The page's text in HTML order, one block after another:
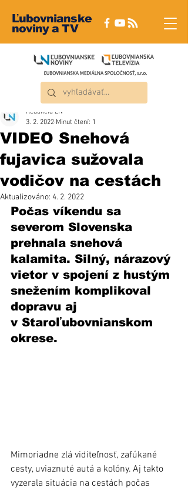
Ľubovnianske
noviny a TV
VIDEO Snehová
fujavica sužovala
vodičov na cestách
Redakcia ĽN
3. 2. 2022 Minut čtení: 1
Aktualizováno: 4. 2. 2022
Počas víkendu sa
severom Slovenska
prehnala snehová
kalamita. Silný, nárazový
vietor v spojení z hustým
snežením komplikoval
dopravu aj
v Staroľubovnianskom
okrese.
Mimoriadne zlá viditeľnosť, zafúkané
cesty, uviaznuté autá a kolóny. Aj takto
vyzerala situácia na cestách počas